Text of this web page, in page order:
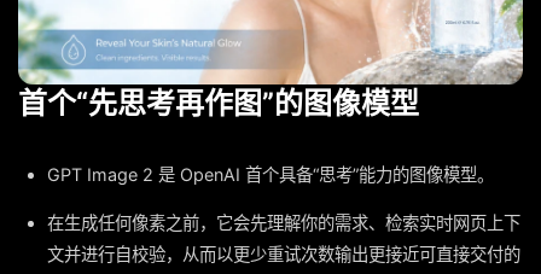
首个“先思考再作图”的图像模型
GPT Image 2 是 OpenAI 首个具备“思考”能力的图像模型。
在生成任何像素之前，它会先理解你的需求、检索实时网页上下
文并进行自校验，从而以更少重试次数输出更接近可直接交付的